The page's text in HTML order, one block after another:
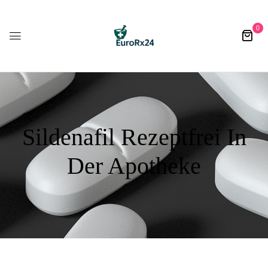
0
Sildenafil Rezeptfrei In
Der Apotheke